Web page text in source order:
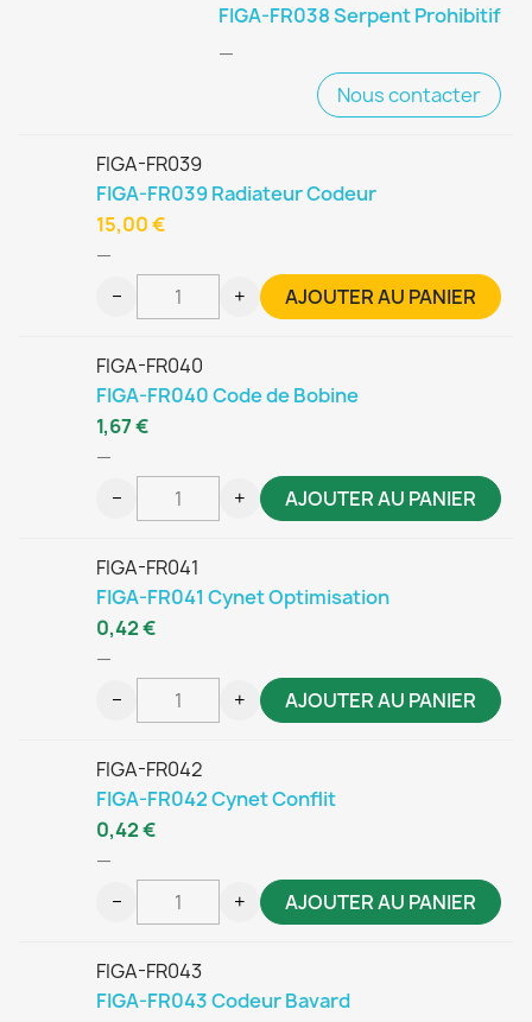
FIGA-FR038 Serpent Prohibitif
—
Nous contacter
FIGA-FR039
FIGA-FR039 Radiateur Codeur
—
15,00 €
− + AJOUTER AU PANIER
FIGA-FR040
FIGA-FR040 Code de Bobine
—
1,67 €
− + AJOUTER AU PANIER
FIGA-FR041
FIGA-FR041 Cynet Optimisation
—
0,42 €
− + AJOUTER AU PANIER
FIGA-FR042
FIGA-FR042 Cynet Conflit
—
0,42 €
− + AJOUTER AU PANIER
FIGA-FR043
FIGA-FR043 Codeur Bavard